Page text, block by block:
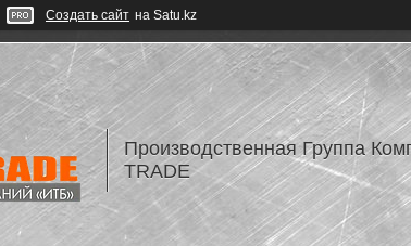
Создать сайт на Satu.kz
Производственная Группа
TRADE